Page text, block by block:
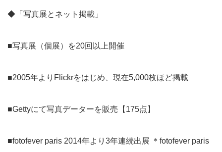
◆「写真展とネット掲載」
■写真展（個展）を20回以上開催
■2005年よりFlickrをはじめ、現在5,000枚ほど掲載
■Gettyにて写真データーを販売【175点】
■fotofever paris 2014年より3年連続出展 ＊fotofever paris